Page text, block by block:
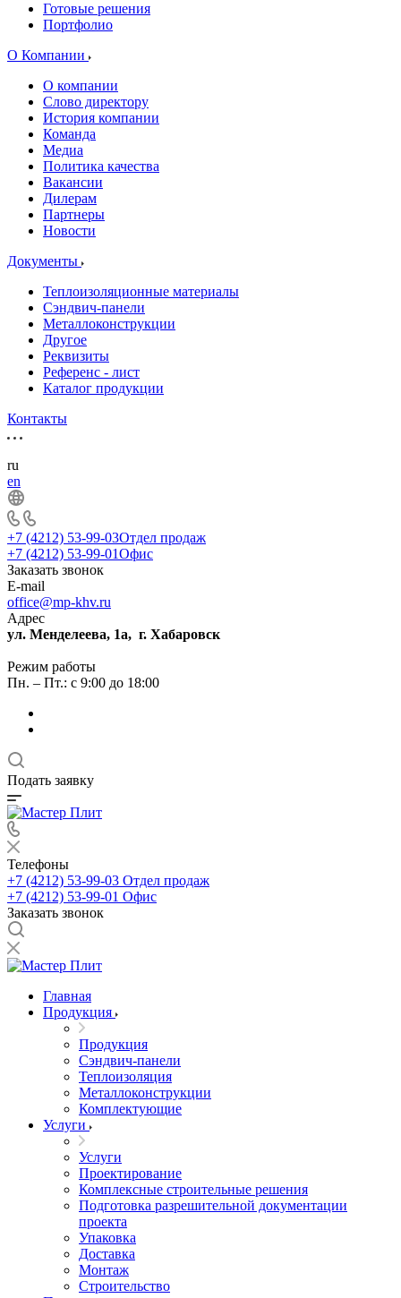
Готовые решения
Портфолио
О Компании
О компании
Слово директору
История компании
Команда
Медиа
Политика качества
Вакансии
Дилерам
Партнеры
Новости
Документы
Теплоизоляционные материалы
Сэндвич-панели
Металлоконструкции
Другое
Реквизиты
Референс - лист
Каталог продукции
Контакты
ru
en
+7 (4212) 53-99-03Отдел продаж
+7 (4212) 53-99-01Офис
Заказать звонок
E-mail
office@mp-khv.ru
Адрес
ул. Менделеева, 1а, г. Хабаровск
Режим работы
Пн. – Пт.: с 9:00 до 18:00
Подать заявку
Телефоны
+7 (4212) 53-99-03 Отдел продаж
+7 (4212) 53-99-01 Офис
Заказать звонок
Главная
Продукция
Продукция
Сэндвич-панели
Теплоизоляция
Металлоконструкции
Комплектующие
Услуги
Услуги
Проектирование
Комплексные строительные решения
Подготовка разрешительной документации
проекта
Упаковка
Доставка
Монтаж
Строительство